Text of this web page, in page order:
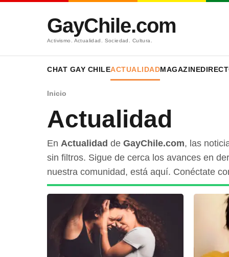
GayChile.com
Activismo. Actualidad. Sociedad. Cultura.
CHAT GAY CHILEACTUALIDADMAGAZINE
Inicio
Actualidad
En Actualidad de GayChile.com, las
sin filtros. Sigue de cerca los avances en
nuestra comunidad, está aquí. Conéctate